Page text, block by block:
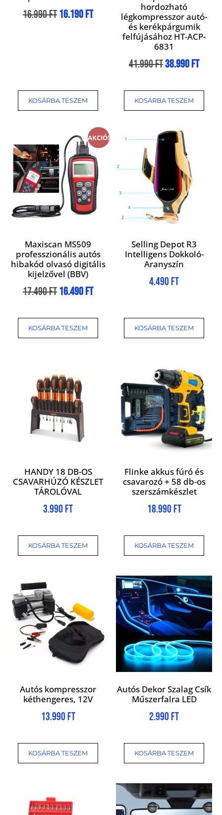
16.990Ft16.190Ft
KOSÁRBA TESZEM
hordozható
légkompresszor autó-
és kerékpárgumik
felfújásához HT-ACP-
6831
41.990Ft38.990Ft
KOSÁRBA TESZEM
AKCIÓ!
Maxiscan MS509
professzionális autós
hibakód olvasó digitális
kijelzővel (BBV)
17.490Ft16.490Ft
KOSÁRBA TESZEM
Selling Depot R3
Intelligens Dokkoló-
Aranyszín
4.490 Ft
KOSÁRBA TESZEM
HANDY 18 DB-OS
CSAVARHÚZÓ KÉSZLET
TÁROLÓVAL
3.990 Ft
KOSÁRBA TESZEM
Flinke akkus fúró és
csavarozó + 58 db-os
szerszámkészlet
18.990 Ft
KOSÁRBA TESZEM
Autós kompresszor
kéthengeres, 12V
13.990 Ft
KOSÁRBA TESZEM
Autós Dekor Szalag Csík
Műszerfalra LED
2.990 Ft
KOSÁRBA TESZEM